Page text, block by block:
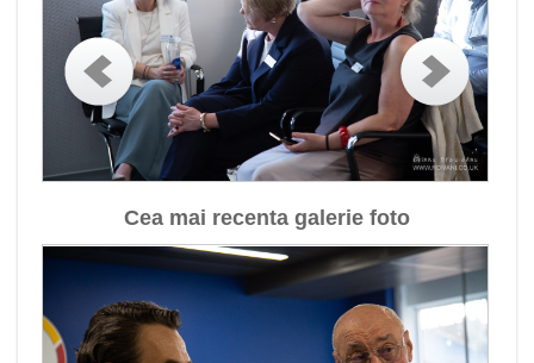
Cea mai recenta galerie foto